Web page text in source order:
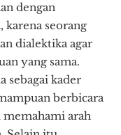
dengan
karena seorang
dialektika agar
yang sama.
sebagai kader
berbicara
memahami arah